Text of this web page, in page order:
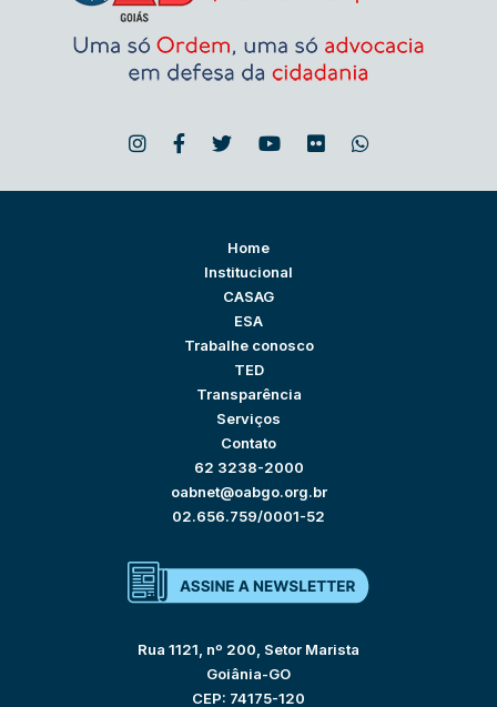
Home
Institucional
CASAG
ESA
Trabalhe conosco
TED
Transparência
Serviços
Contato
62 3238-2000
oabnet@oabgo.org.br
02.656.759/0001-52
Rua 1121, nº 200, Setor Marista
Goiânia-GO
CEP: 74175-120